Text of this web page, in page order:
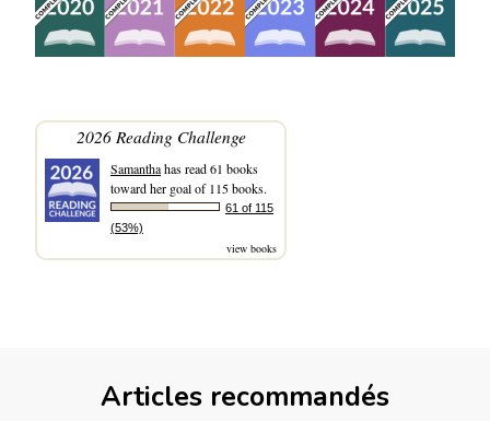
2026 Reading Challenge
Samanthahas read 61 books
toward her goal of 115 books.
61 of 115
(53%)
view books
Articles recommandés